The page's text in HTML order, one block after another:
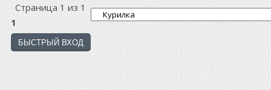
Страница 1 из 1
1